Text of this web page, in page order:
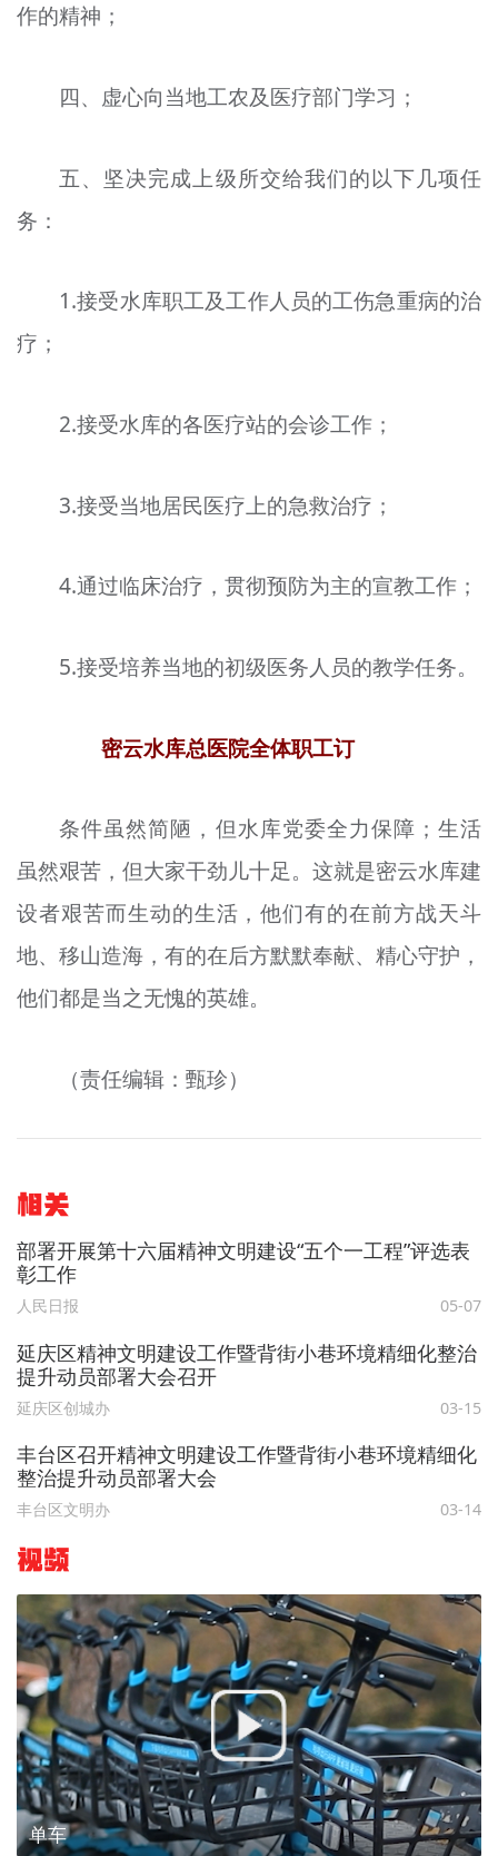
作的精神；
四、虚心向当地工农及医疗部门学习；
五、坚决完成上级所交给我们的以下几项任
务：
1.接受水库职工及工作人员的工伤急重病的治
疗；
2.接受水库的各医疗站的会诊工作；
3.接受当地居民医疗上的急救治疗；
4.通过临床治疗，贯彻预防为主的宣教工作；
5.接受培养当地的初级医务人员的教学任务。
密云水库总医院全体职工订
条件虽然简陋，但水库党委全力保障；生活
虽然艰苦，但大家干劲儿十足。这就是密云水库建
设者艰苦而生动的生活，他们有的在前方战天斗
地、移山造海，有的在后方默默奉献、精心守护，
他们都是当之无愧的英雄。
（责任编辑：甄珍）
相关
部署开展第十六届精神文明建设“五个一工程”评选表
彰工作
人民日报 05-07
延庆区精神文明建设工作暨背街小巷环境精细化整治
提升动员部署大会召开
延庆区创城办 03-15
丰台区召开精神文明建设工作暨背街小巷环境精细化
整治提升动员部署大会
丰台区文明办 03-14
视频
单车